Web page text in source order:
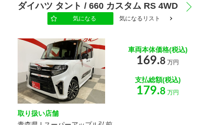
ダイハツ タント / 660 カスタム RS 4WD
気になる 気になるリスト
車両本体価格(税込)
169.8 万円
支払総額(税込)
179.8 万円
取り扱い店舗